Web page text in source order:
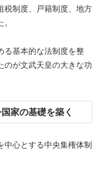
税制度、戸籍制度、地方
る基本的な法制度を整
のが文武天皇の大きな功
家の基礎を築く
中心とする中央集権体制